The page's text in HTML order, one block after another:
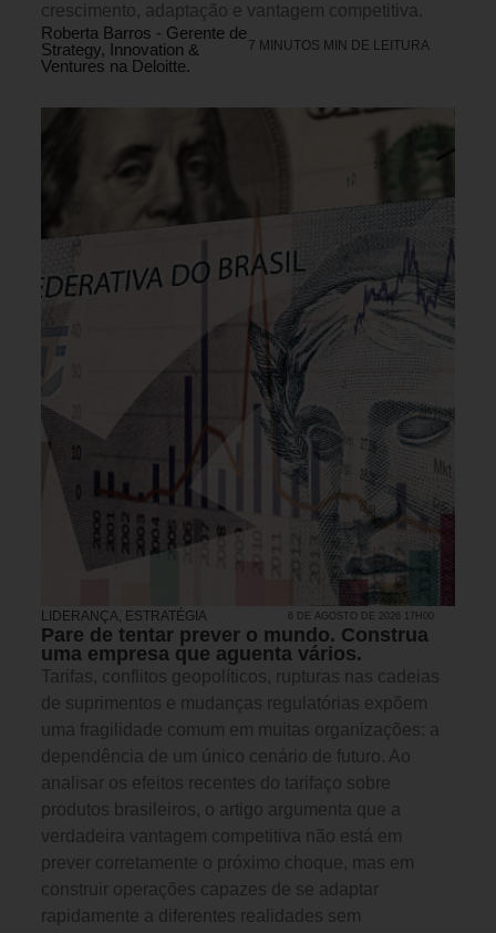
crescimento, adaptação e vantagem competitiva.
Roberta Barros - Gerente de
Strategy, Innovation &
Ventures na Deloitte.
7 MINUTOS MIN DE LEITURA
LIDERANÇA, ESTRATÉGIA 6 DE AGOSTO DE 2026 17H00
Pare de tentar prever o mundo. Construa
uma empresa que aguenta vários.
Tarifas, conflitos geopolíticos, rupturas nas cadeias
de suprimentos e mudanças regulatórias expõem
uma fragilidade comum em muitas organizações: a
dependência de um único cenário de futuro. Ao
analisar os efeitos recentes do tarifaço sobre
produtos brasileiros, o artigo argumenta que a
verdadeira vantagem competitiva não está em
prever corretamente o próximo choque, mas em
construir operações capazes de se adaptar
rapidamente a diferentes realidades sem